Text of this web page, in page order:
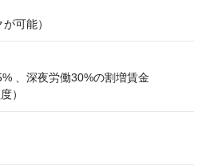
可能）
、深夜労働30%の割増賃金
）